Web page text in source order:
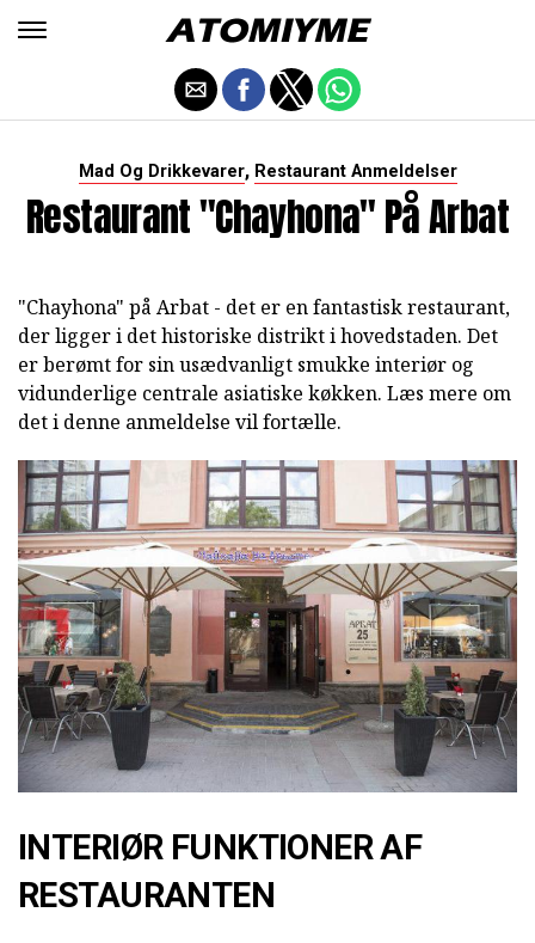
Mad Og Drikkevarer, Restaurant Anmeldelser
Restaurant "Chayhona" På Arbat
"Chayhona" på Arbat - det er en fantastisk restaurant,
der ligger i det historiske distrikt i hovedstaden. Det
er berømt for sin usædvanligt smukke interiør og
vidunderlige centrale asiatiske køkken. Læs mere om
det i denne anmeldelse vil fortælle.
INTERIØR FUNKTIONER AF
RESTAURANTEN